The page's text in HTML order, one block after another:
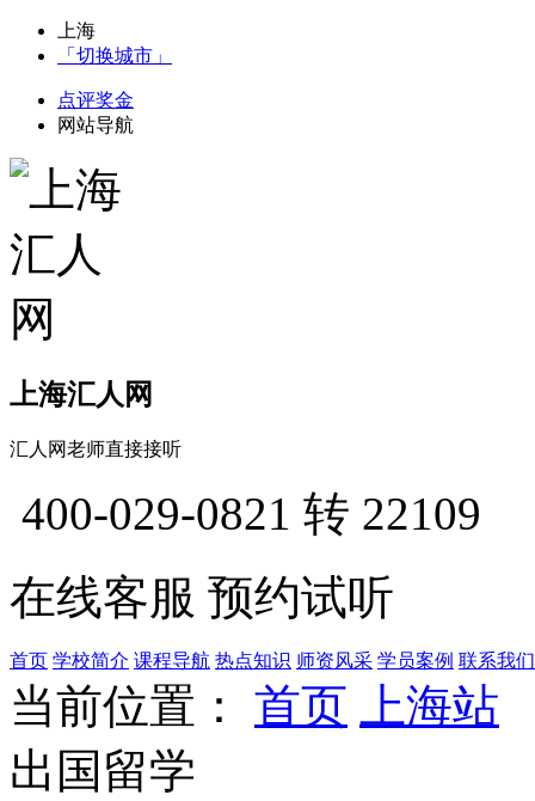
上海
「切换城市」
点评奖金
网站导航
上海汇人网
汇人网老师直接接听
400-029-0821 转 22109
在线客服 预约试听
首页 学校简介 课程导航 热点知识 师资风采 学员案例 联系我们
当前位置： 首页
上海站
出国留学